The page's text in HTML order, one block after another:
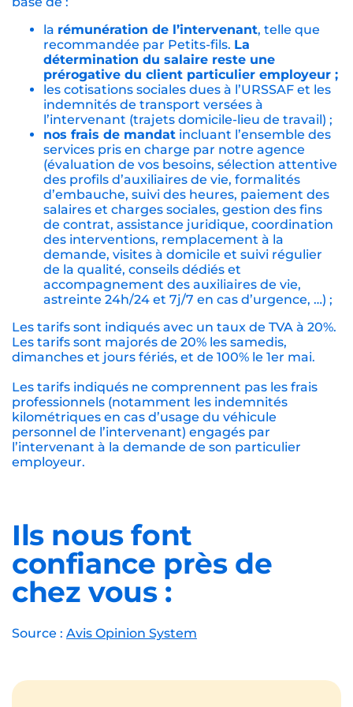
TÉLÉCHARGER LE PDF TARIFS
CONTACTER L'AGENCE
*Ces tarifs sont des tarifs indicatifs,estimés sur la
base de :
larémunération de l’intervenant, telle que
recommandée par Petits-fils.La
détermination du salaire reste une
prérogative du client particulier employeur ;
les cotisations sociales dues à l’URSSAF et les
indemnités de transport versées à
l’intervenant (trajets domicile-lieu de travail) ;
nos frais de mandat incluant l’ensemble des
services pris en charge par notre agence
(évaluation de vos besoins, sélection attentive
des profils d’auxiliaires de vie, formalités
d’embauche, suivi des heures, paiement des
salaires et charges sociales, gestion des fins
de contrat, assistance juridique, coordination
des interventions, remplacement à la
demande, visites à domicile et suivi régulier
Les tarifs sont indiqués avec un taux de TVA à 20%.
Les tarifs sont majorés de 20% les samedis,
dimanches et jours fériés, et de 100% le 1er mai.
Les tarifs indiqués ne comprennent pas les frais
kilométriques en cas d’usage du véhicule
employeur.